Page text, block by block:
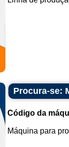
Procura-se:
Código da
Máquina para